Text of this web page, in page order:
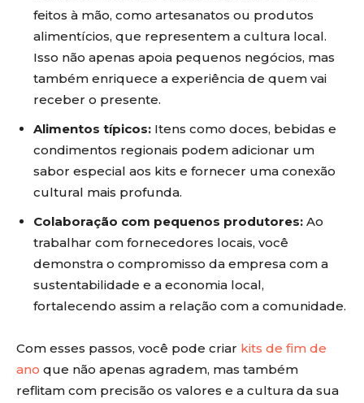
feitos à mão, como artesanatos ou produtos
alimentícios, que representem a cultura local.
Isso não apenas apoia pequenos negócios, mas
também enriquece a experiência de quem vai
receber o presente.
Alimentos típicos: Itens como doces, bebidas e
condimentos regionais podem adicionar um
sabor especial aos kits e fornecer uma conexão
cultural mais profunda.
Colaboração com pequenos produtores: Ao
trabalhar com fornecedores locais, você
demonstra o compromisso da empresa com a
sustentabilidade e a economia local,
fortalecendo assim a relação com a comunidade.
Com esses passos, você pode criar kits de fim de
ano que não apenas agradem, mas também
reflitam com precisão os valores e a cultura da sua